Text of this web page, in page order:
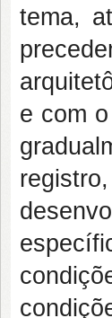
tema,
e com